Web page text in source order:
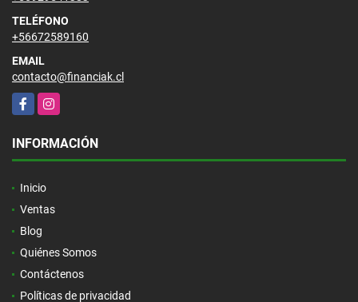
TELÉFONO
+56672589160
EMAIL
contacto@financiak.cl
FacebookInstagram
INFORMACIÓN
Inicio
Ventas
Blog
Quiénes Somos
Contáctenos
Políticas de privacidad